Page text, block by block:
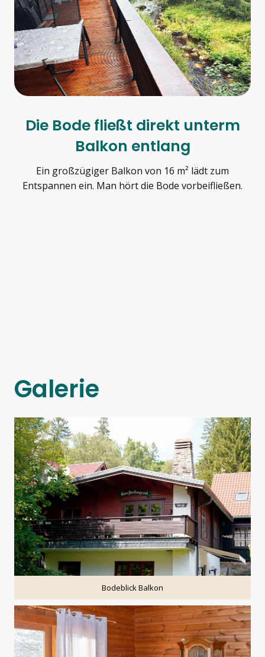
Die Bode fließt direkt unterm
Balkon entlang
Ein großzügiger Balkon von 16 m² lädt zum
Entspannen ein. Man hört die Bode vorbeifließen.
Galerie
Bodeblick Balkon